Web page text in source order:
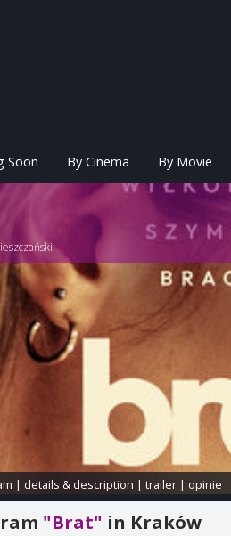
Soon By Cinema By Movie
| details & description | trailer| opinie
"Brat" in Kraków